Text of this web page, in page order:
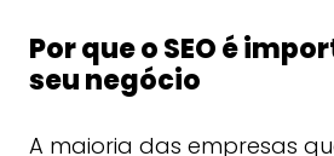
Por que o SEO é
seu negócio
A maioria das empresas